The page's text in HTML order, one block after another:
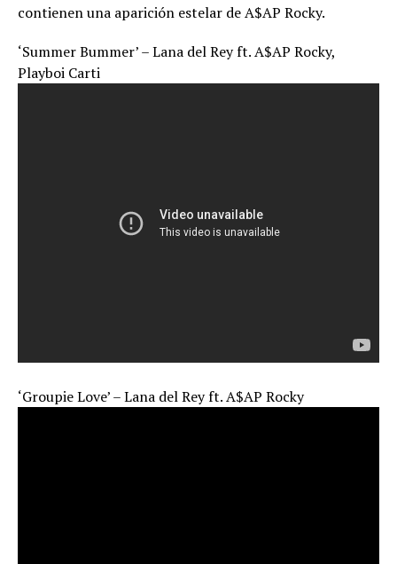
contienen una aparición estelar de A$AP Rocky.
‘Summer Bummer’ – Lana del Rey ft. A$AP Rocky,
Playboi Carti
‘Groupie Love’ – Lana del Rey ft. A$AP Rocky